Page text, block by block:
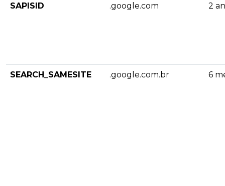
SAPISID .google.com 2
SEARCH_SAMESITE .google.com.br 6